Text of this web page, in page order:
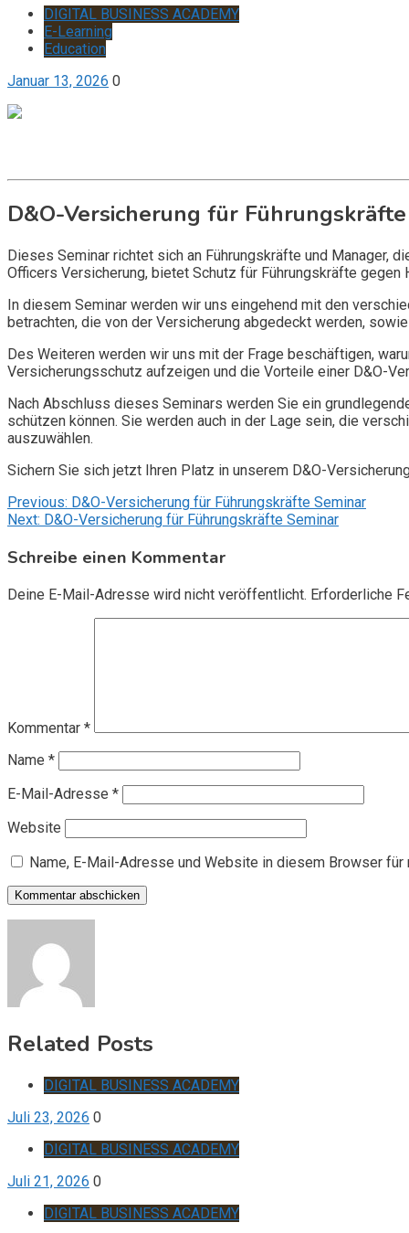
DIGITAL BUSINESS ACADEMY
E-Learning
Education
Januar 13, 2026 0
D&O-Versicherung für
Dieses Seminar richtet sich an Führungskräfte und Manager,
Officers Versicherung, bietet Schutz für Führungskräfte
In diesem Seminar werden wir uns eingehend mit den
betrachten, die von der Versicherung abgedeckt werden,
Des Weiteren werden wir uns mit der Frage beschäftigen,
Versicherungsschutz aufzeigen und die Vorteile einer D&O-
Nach Abschluss dieses Seminars werden Sie ein
schützen können. Sie werden auch in der Lage sein, die
auszuwählen.
Sichern Sie sich jetzt Ihren Platz in unserem D&O-
Beitragsnavigation
Previous: D&O-Versicherung für Führungskräfte Seminar
Next: D&O-Versicherung für Führungskräfte Seminar
Schreibe einen Kommentar
Deine E-Mail-Adresse wird nicht veröffentlicht. Erforderliche
Kommentar *
Name *
E-Mail-Adresse *
Website
Name, E-Mail-Adresse und Website in diesem Browser
Related Posts
DIGITAL BUSINESS ACADEMY
Juli 23, 2026 0
DIGITAL BUSINESS ACADEMY
Juli 21, 2026 0
DIGITAL BUSINESS ACADEMY